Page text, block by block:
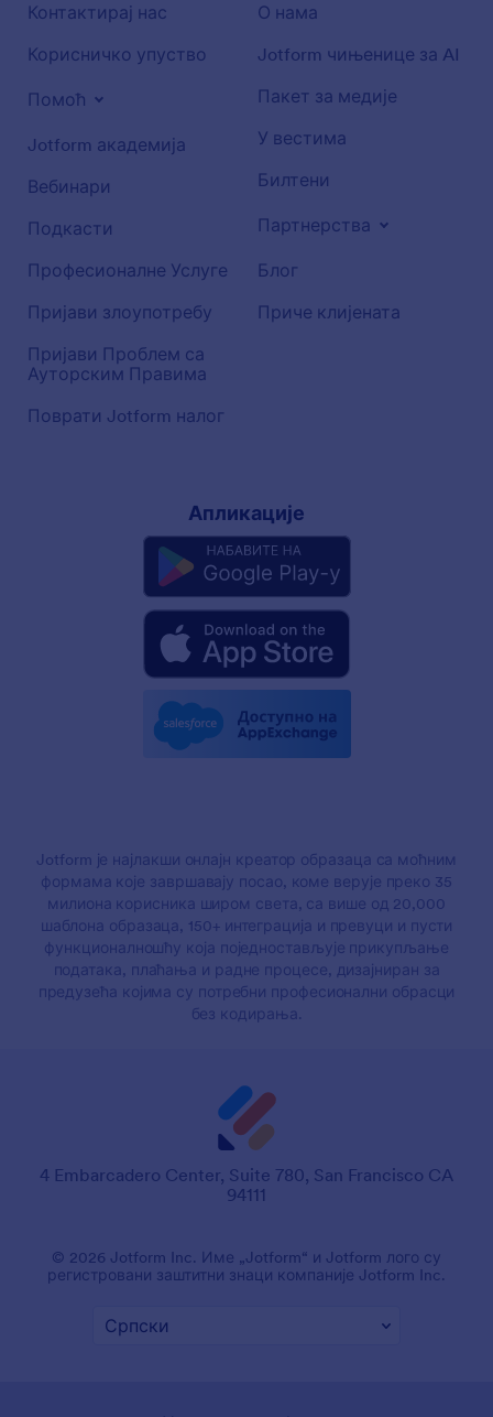
Контактирај нас
Корисничко упуство
Помоћ
Jotform академија
Вебинари
Подкасти
Професионалне Услуге
Пријави злоупотребу
Пријави Проблем са
Ауторским Правима
Поврати Jotform налог
О нама
Jotform чињенице за AI
Пакет за медије
У вестима
Билтени
Партнерства
Блог
Приче клијената
Апликације
Jotform је најлакши онлајн креатор образаца са моћним
формама које завршавају посао, коме верује преко 35
милиона корисника широм света, са више од 20,000
шаблона образаца, 150+ интеграција и превуци и пусти
функционалношћу која поједностављује прикупљање
података, плаћања и радне процесе, дизајниран за
предузећа којима су потребни професионални обрасци
без кодирања.
4 Embarcadero Center, Suite 780, San Francisco CA
94111
© 2026 Jotform Inc. Име „Jotform“ и Jotform лого су
регистровани заштитни знаци компаније Jotform Inc.